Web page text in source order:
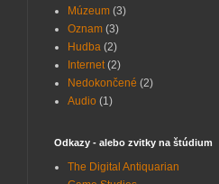
Múzeum (3)
Oznam (3)
Hudba (2)
Internet (2)
Nedokončené (2)
Audio (1)
Odkazy - alebo zvitky na štúdium
The Digital Antiquarian